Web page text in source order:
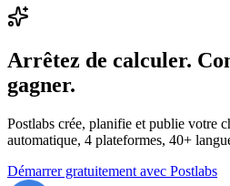
Arrêtez de calculer.
gagner.
Postlabs crée, planifie et publie votre
automatique, 4 plateformes, 40+
Démarrer gratuitement avec Postlabs